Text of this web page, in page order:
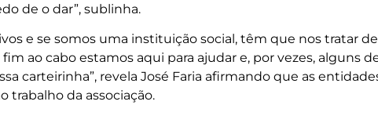
de o dar”, sublinha.
e se somos uma instituição social, têm que nos tratar de
ao cabo estamos aqui para ajudar e, por vezes, alguns
carteirinha”, revela José Faria afirmando que as
trabalho da associação.